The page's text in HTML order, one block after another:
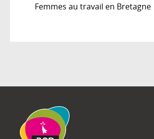
Femmes au travail en Bretagne